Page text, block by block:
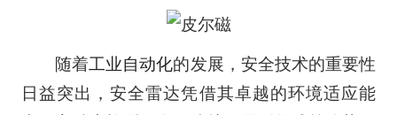
随着工业自动化的发展，安全技术的重要性
日益突出，安全雷达凭借其卓越的环境适应能